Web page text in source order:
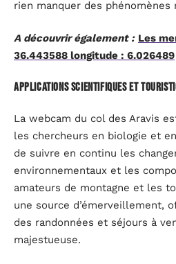
rien manquer des phénomènes
A découvrir également : Les
36.443588 longitude : 6.026489
Applications scientifiques et
La webcam du col des Aravis
les chercheurs en biologie et
de suivre en continu les
environnementaux et les
amateurs de montagne et les
une source d’émerveillement,
des randonnées et séjours à
majestueuse.